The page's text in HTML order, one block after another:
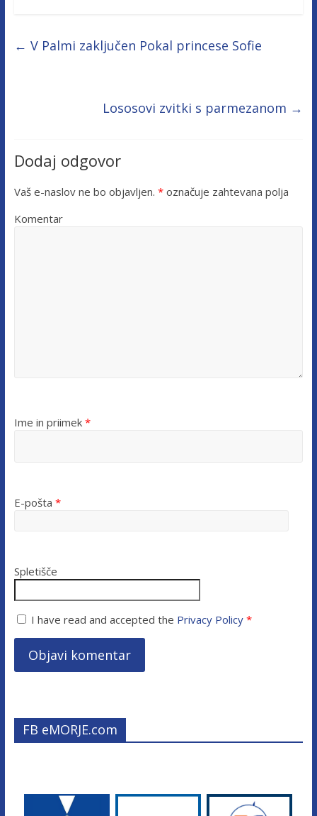
← V Palmi zaključen Pokal princese Sofie
Lososovi zvitki s parmezanom →
Dodaj odgovor
Vaš e-naslov ne bo objavljen. *označuje zahtevana polja
Komentar
Ime in priimek *
E-pošta *
Spletišče
I have read and accepted the Privacy Policy*
FB eMORJE.com